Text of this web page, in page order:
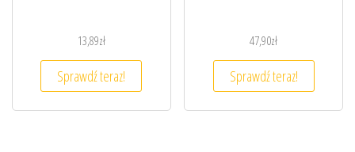
13,89zł
Sprawdź teraz!
47,90zł
Sprawdź teraz!